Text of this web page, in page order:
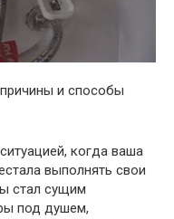
и способы
когда ваша
выполнять свои
стал сущим
под душем,